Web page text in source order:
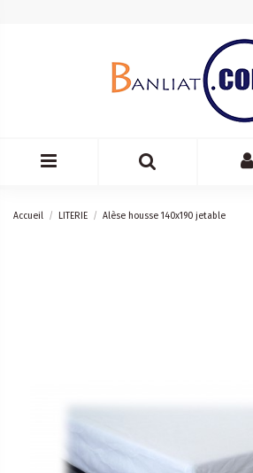
Accueil LITERIE Alèse housse 140x190 jetable